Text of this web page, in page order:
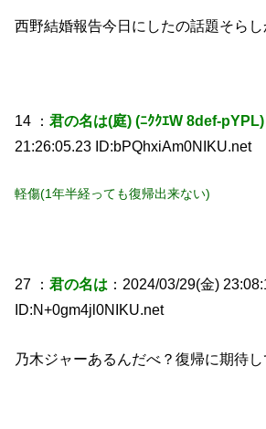
西野結婚報告今日にしたの話題そらし
14 ：君の名は(庭) (ﾆｸｸｴW 8def-pYPL)
21:26:05.23 ID:bPQhxiAm0NIKU.net
軽傷(1年半経っても復帰出来ない)
27 ：君の名は ：2024/03/29(金)
ID:N+0gm4jl0NIKU.net
乃木ジャーあるんだべ？復帰に期待し